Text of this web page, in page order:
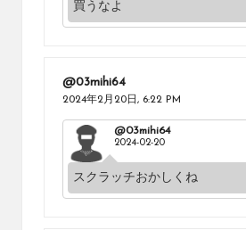
買うなよ
@03mihi64
2024年2月20日, 6:22 PM
@03mihi64
2024-02-20
スクラッチおかしくね